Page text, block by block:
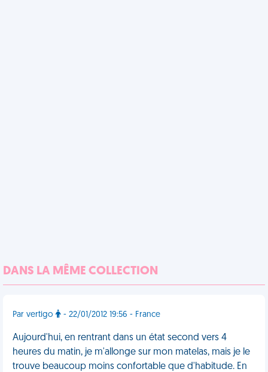
DANS LA MÊME COLLECTION
Par vertigo - 22/01/2012 19:56 - France
Aujourd'hui, en rentrant dans un état second vers 4
heures du matin, je m'allonge sur mon matelas, mais je le
trouve beaucoup moins confortable que d'habitude. En